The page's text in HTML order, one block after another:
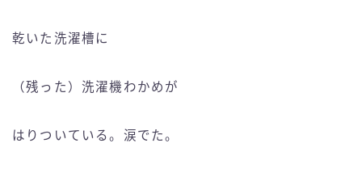
乾いた洗濯槽に
（残った）洗濯機わかめが
はりついている。涙でた。